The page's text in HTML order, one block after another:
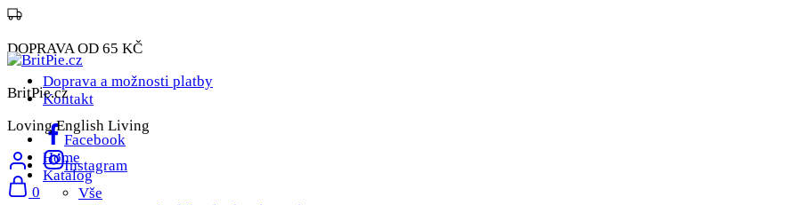
DOPRAVA OD 65 KČ
Doprava a možnosti platby
Kontakt
Facebook
Instagram
BritPie.cz
Loving English Living
0
Home
Katalog
Vše